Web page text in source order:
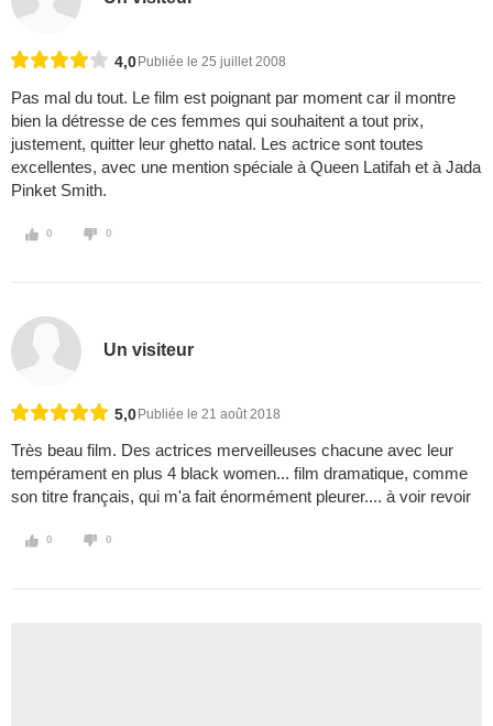
4,0 Publiée le 25 juillet 2008
Pas mal du tout. Le film est poignant par moment car il montre
bien la détresse de ces femmes qui souhaitent a tout prix,
justement, quitter leur ghetto natal. Les actrice sont toutes
excellentes, avec une mention spéciale à Queen Latifah et à Jada
Pinket Smith.
0 0
Un visiteur
5,0 Publiée le 21 août 2018
Très beau film. Des actrices merveilleuses chacune avec leur
tempérament en plus 4 black women... film dramatique, comme
son titre français, qui m'a fait énormément pleurer.... à voir revoir
0 0